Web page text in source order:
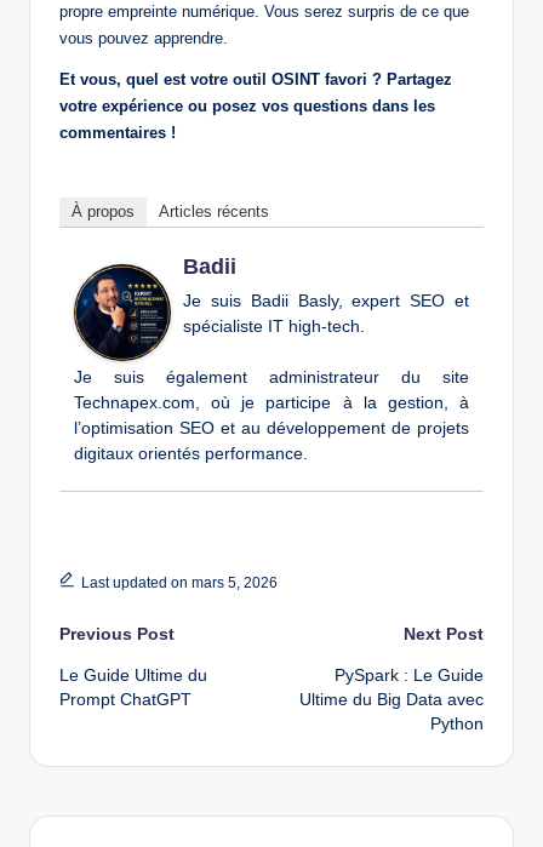
propre empreinte numérique. Vous serez surpris de ce que
vous pouvez apprendre.
Et vous, quel est votre outil OSINT favori ? Partagez
votre expérience ou posez vos questions dans les
commentaires !
À propos Articles récents
Badii
Je suis Badii Basly, expert SEO et
spécialiste IT high-tech.
Je suis également administrateur du site
Technapex.com, où je participe à la gestion, à
l’optimisation SEO et au développement de projets
digitaux orientés performance.
Last updated on mars 5, 2026
Post
navigation
Previous Post
Le Guide Ultime du
Prompt ChatGPT
Next Post
PySpark : Le Guide
Ultime du Big Data avec
Python